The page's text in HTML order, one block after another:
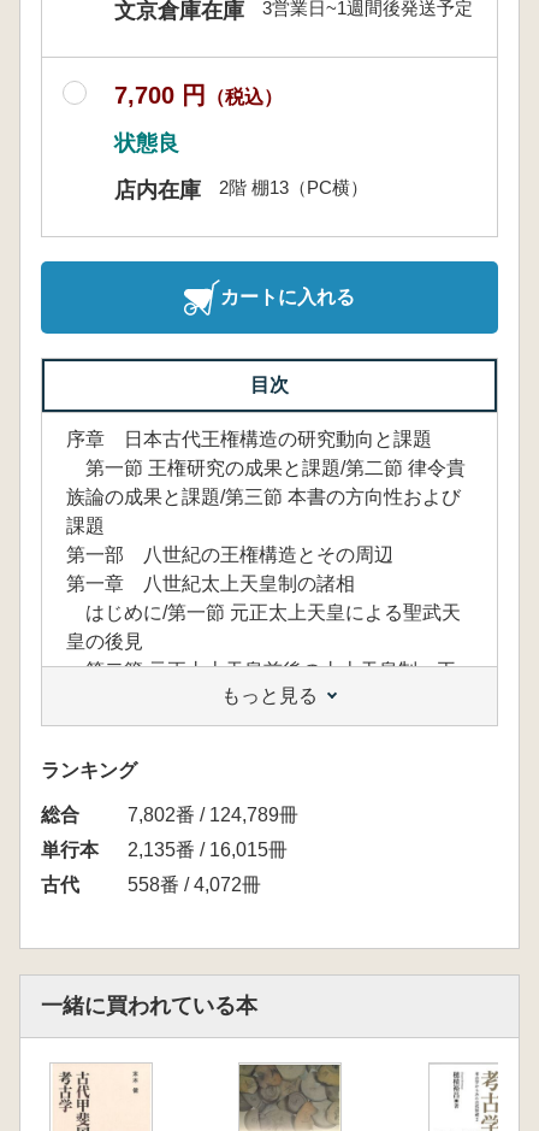
文京倉庫在庫 3営業日~1週間後発送予定
7,700 円 （税込）
状態良
店内在庫
2階 棚13（PC横）
カートに入れる
目次
序章 日本古代王権構造の研究動向と課題
第一節 王権研究の成果と課題/第二節 律令貴
族論の成果と課題/第三節 本書の方向性および
課題
第一部 八世紀の王権構造とその周辺
第一章 八世紀太上天皇制の諸相
はじめに/第一節 元正太上天皇による聖武天
皇の後見
第二節 元正太上天皇前後の太上天皇制―王
権を支える持統・聖武太上天皇―
第三節 太上天皇制の相克―光明皇太后・孝
謙太上天皇・藤原仲麻呂の権力と行方―/おわ
りに
第二章 八世紀の皇后・皇太后
はじめに/第一節 立后宣命におけるしりへの
政/第二節 漢代皇后の儒教的観念と古代日本
はじめに/第一節 大伴古麻呂の政治的位置づ
第三節 大伴古麻呂と橘奈良麻呂の変/おわり
に
もっと見る
ランキング
総合
7,802番 / 124,789冊
単行本
2,135番 / 16,015冊
古代
558番 / 4,072冊
一緒に買われている本